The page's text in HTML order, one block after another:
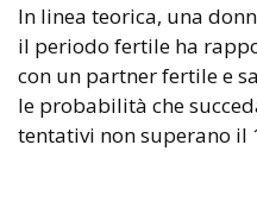
In linea teorica, una donna fertile e sana che durante
il periodo fertile ha
con un partner fertile e
le probabilità che
tentativi non superano il